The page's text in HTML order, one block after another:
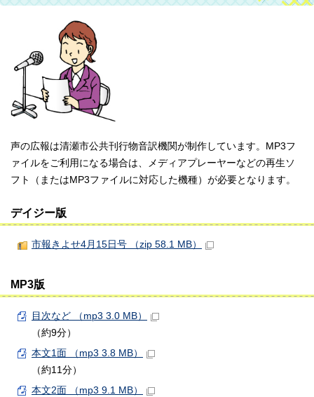
声の広報は清瀬市公共刊行物音訳機関が制作しています。MP3フ
ァイルをご利用になる場合は、メディアプレーヤーなどの再生ソ
フト（またはMP3ファイルに対応した機種）が必要となります。
デイジー版
市報きよせ4月15日号 （zip 58.1 MB）
MP3版
目次など （mp3 3.0 MB）
（約9分）
本文1面 （mp3 3.8 MB）
（約11分）
本文2面 （mp3 9.1 MB）